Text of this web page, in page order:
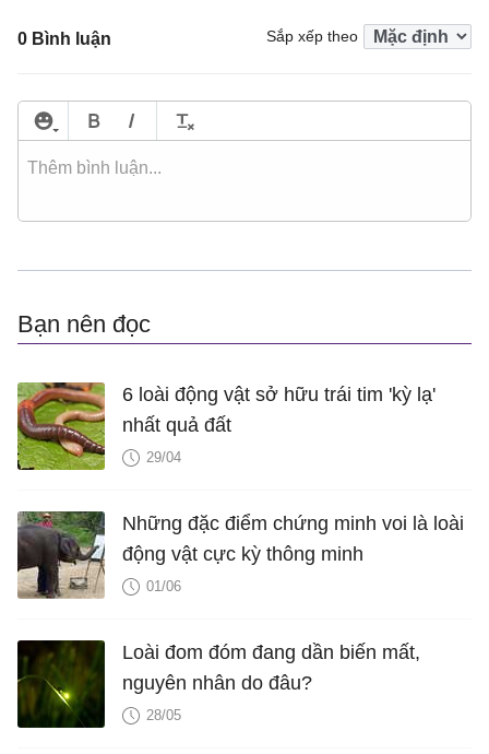
0 Bình luận Sắp xếp theo
Bạn nên đọc
6 loài động vật sở hữu trái tim 'kỳ lạ'
nhất quả đất
29/04
Những đặc điểm chứng minh voi là loài
động vật cực kỳ thông minh
01/06
Loài đom đóm đang dần biến mất,
nguyên nhân do đâu?
28/05